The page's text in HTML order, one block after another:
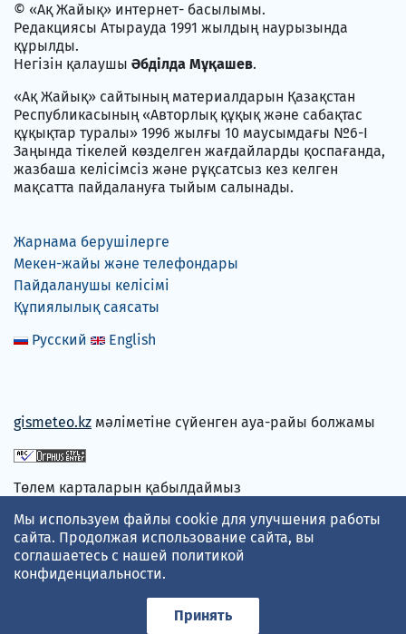
© «Ақ Жайық» интернет- басылымы.
Редакциясы Атырауда 1991 жылдың наурызында
құрылды.
Негізін қалаушы Әбділда Мұқашев.
«Ақ Жайық» сайтының материалдарын Қазақстан
Республикасының «Авторлық құқық және сабақтас
құқықтар туралы» 1996 жылғы 10 маусымдағы №6-I
Заңында тікелей көзделген жағдайларды қоспағанда,
жазбаша келісімсіз және рұқсатсыз кез келген
мақсатта пайдалануға тыйым салынады.
Жарнама берушілерге
Мекен-жайы және телефондары
Пайдаланушы келісімі
Құпиялылық саясаты
Русский
English
gismeteo.kz мәліметіне сүйенген ауа-райы болжамы
Төлем карталарын қабылдаймыз
Мы используем файлы cookie для улучшения работы
сайта. Продолжая использование сайта, вы
соглашаетесь с нашей политикой
конфиденциальности.
Принять